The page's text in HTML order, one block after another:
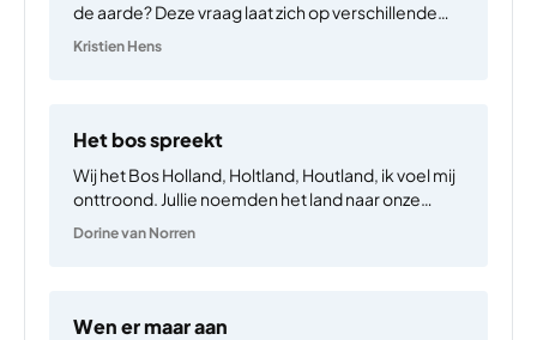
de aarde? Deze vraag laat zich op verschillende
manieren interpreteren. Ik kies er twee uit.
Kristien Hens
Het bos spreekt
Wij het Bos Holland, Holtland, Houtland, ik voel mij
onttroond. Jullie noemden het land naar onze
bomen. Maar waar zijn zij? Economisch gewin.
Dorine van Norren
Wen er maar aan